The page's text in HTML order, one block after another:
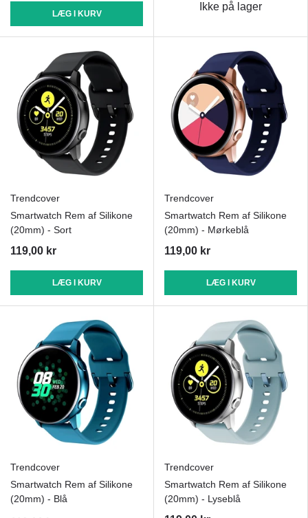
LÆG I KURV
Ikke på lager
Trendcover
Smartwatch Rem af Silikone
(20mm) - Sort
119,00 kr
LÆG I KURV
Trendcover
Smartwatch Rem af Silikone
(20mm) - Mørkeblå
119,00 kr
LÆG I KURV
Trendcover
Smartwatch Rem af Silikone
(20mm) - Blå
Trendcover
Smartwatch Rem af Silikone
(20mm) - Lyseblå